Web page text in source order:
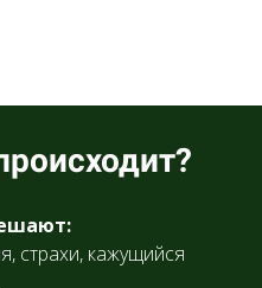
страхи, кажущийся